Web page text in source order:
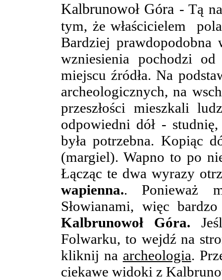
Kalbrunowoł Góra - Tą
tym, że właścicielem
Bardziej prawdopodobna
wzniesienia pochodzi
miejscu źródła. Na
archeologicznych, na
przeszłości mieszkali
odpowiedni dół -
była potrzebna. Kopiąc
(margiel). Wapno to po
Łącząc te dwa wyrazy
wapienna.. Ponieważ
Słowianami, więc
Kalbrunowoł Góra.
Folwarku, to wejdź na
kliknij na archeologia.
ciekawe widoki z